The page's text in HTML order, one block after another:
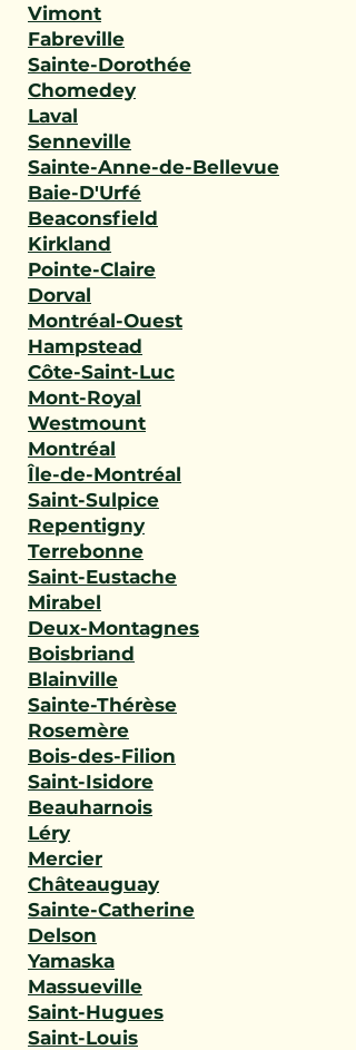
Vimont
Fabreville
Sainte-Dorothée
Chomedey
Laval
Senneville
Sainte-Anne-de-Bellevue
Baie-D'Urfé
Beaconsfield
Kirkland
Pointe-Claire
Dorval
Montréal-Ouest
Hampstead
Côte-Saint-Luc
Mont-Royal
Westmount
Montréal
Île-de-Montréal
Saint-Sulpice
Repentigny
Terrebonne
Saint-Eustache
Mirabel
Deux-Montagnes
Boisbriand
Blainville
Sainte-Thérèse
Rosemère
Bois-des-Filion
Saint-Isidore
Beauharnois
Léry
Mercier
Châteauguay
Sainte-Catherine
Delson
Yamaska
Massueville
Saint-Hugues
Saint-Louis